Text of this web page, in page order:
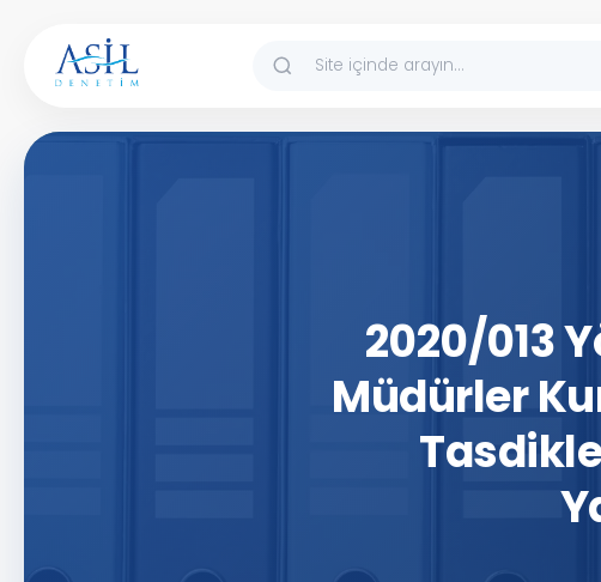
2020/013
Müdürler